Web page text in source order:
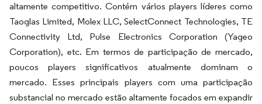
altamente competitivo. Contém vários players líderes como
Taoglas Limited, Molex LLC, SelectConnect Technologies, TE
Connectivity Ltd, Pulse Electronics Corporation (Yageo
Corporation), etc. Em termos de participação de mercado,
poucos players significativos atualmente dominam o
mercado. Esses principais players com uma participação
substancial no mercado estão altamente focados em expandir